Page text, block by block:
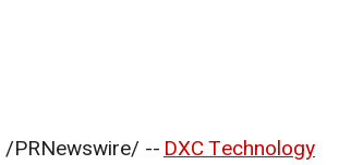
/PRNewswire/ --DXC Technology